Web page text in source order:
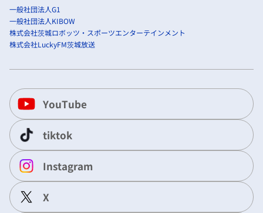
一般社団法人G1
一般社団法人KIBOW
株式会社茨城ロボッツ・スポーツエンターテインメント
株式会社LuckyFM茨城放送
YouTube
tiktok
Instagram
X